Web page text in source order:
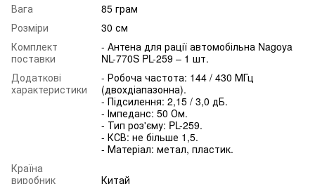
Вага
85 грам
Розміри
30 см
Комплект
поставки
- Антена для рації автомобільна Nagoya
NL-770S PL-259 – 1 шт.
Додаткові
характеристики
- Робоча частота: 144 / 430 МГц
(двохдіапазонна).
- Підсилення: 2,15 / 3,0 дБ.
- Імпеданс: 50 Ом.
- Тип роз'єму: PL-259.
- КСВ: не більше 1,5.
- Матеріал: метал, пластик.
Країна
виробник
Китай